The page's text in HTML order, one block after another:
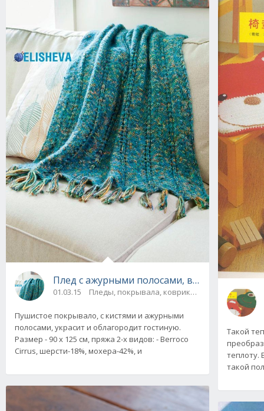
Плед с ажурными полосами, вязаный
01.03.15 Пледы, покрывала, коврики и др. / Для дома
Пушистое покрывало, с кистями и ажурными
полосами, украсит и облагородит гостиную.
Размер - 90 х 125 см, пряжа 2-х видов: - Berroco
Cirrus, шерсти-18%, мохера-42%, и
Такой
теплоту.
такой